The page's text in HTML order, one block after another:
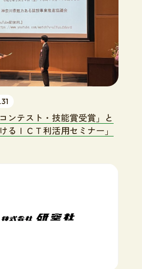
ンテスト・技能賞受賞」と
るＩＣＴ利活用セミナー」